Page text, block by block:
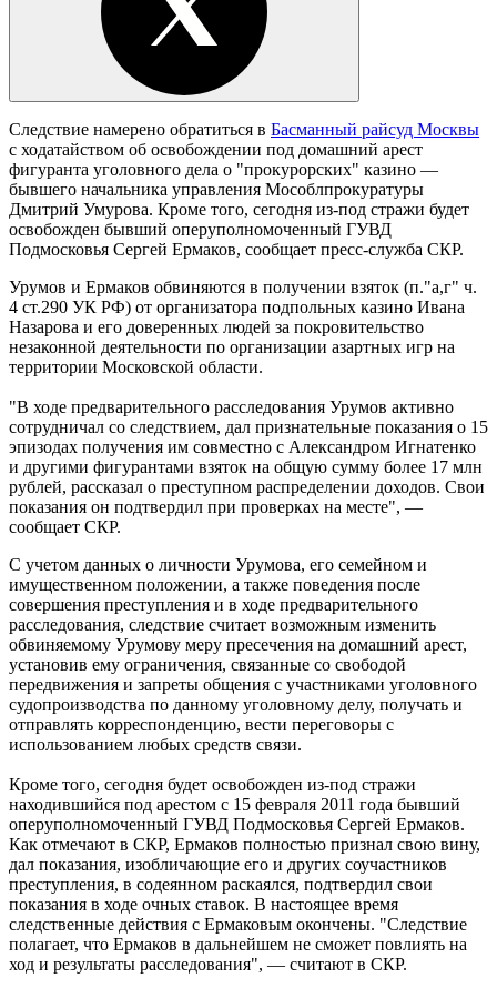
Следствие намерено обратиться в Басманный райсуд Москвы
с ходатайством об освобождении под домашний арест
фигуранта уголовного дела о "прокурорских" казино —
бывшего начальника управления Мособлпрокуратуры
Дмитрий Умурова. Кроме того, сегодня из-под стражи будет
освобожден бывший оперуполномоченный ГУВД
Подмосковья Сергей Ермаков, сообщает пресс-служба СКР.
Урумов и Ермаков обвиняются в получении взяток (п."а,г" ч.
4 ст.290 УК РФ) от организатора подпольных казино Ивана
Назарова и его доверенных людей за покровительство
незаконной деятельности по организации азартных игр на
территории Московской области.
"В ходе предварительного расследования Урумов активно
сотрудничал со следствием, дал признательные показания о 15
эпизодах получения им совместно с Александром Игнатенко
и другими фигурантами взяток на общую сумму более 17 млн
рублей, рассказал о преступном распределении доходов. Свои
показания он подтвердил при проверках на месте", —
сообщает СКР.
С учетом данных о личности Урумова, его семейном и
имущественном положении, а также поведения после
совершения преступления и в ходе предварительного
расследования, следствие считает возможным изменить
обвиняемому Урумову меру пресечения на домашний арест,
установив ему ограничения, связанные со свободой
передвижения и запреты общения с участниками уголовного
судопроизводства по данному уголовному делу, получать и
отправлять корреспонденцию, вести переговоры с
использованием любых средств связи.
Кроме того, сегодня будет освобожден из-под стражи
находившийся под арестом с 15 февраля 2011 года бывший
оперуполномоченный ГУВД Подмосковья Сергей Ермаков.
Как отмечают в СКР, Ермаков полностью признал свою вину,
дал показания, изобличающие его и других соучастников
преступления, в содеянном раскаялся, подтвердил свои
показания в ходе очных ставок. В настоящее время
следственные действия с Ермаковым окончены. "Следствие
полагает, что Ермаков в дальнейшем не сможет повлиять на
ход и результаты расследования", — считают в СКР.